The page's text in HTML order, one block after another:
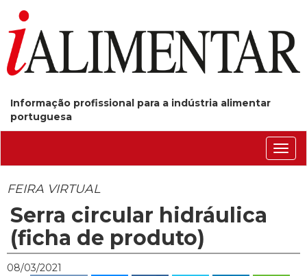
Informação profissional para a indústria alimentar
portuguesa
FEIRA VIRTUAL
Serra circular hidráulica
(ficha de produto)
08/03/2021